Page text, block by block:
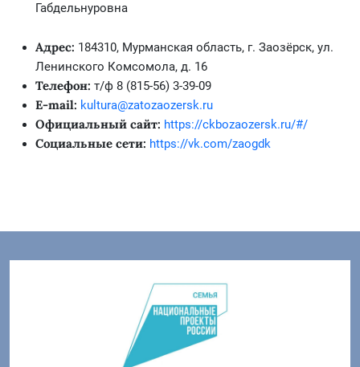
Габдельнуровна
Адрес: 184310, Мурманская область, г. Заозёрск, ул.
Ленинского Комсомола, д. 16
Телефон: т/ф 8 (815-56) 3-39-09
Е-mail: kultura@zatozaozersk.ru
Официальный сайт: https://ckbozaozersk.ru/#/
Социальные сети: https://vk.com/zaogdk